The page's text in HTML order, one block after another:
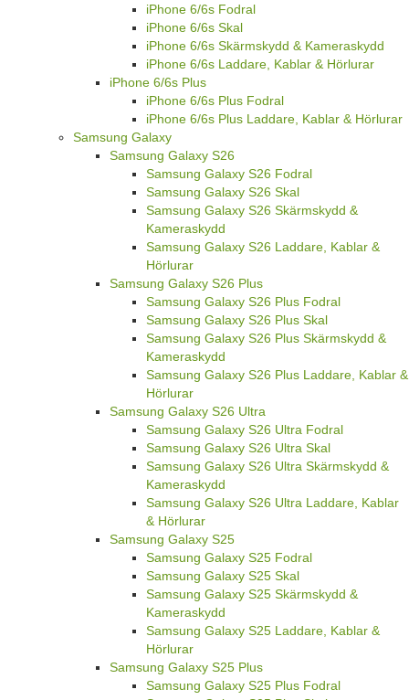
iPhone 6/6s Fodral
iPhone 6/6s Skal
iPhone 6/6s Skärmskydd & Kameraskydd
iPhone 6/6s Laddare, Kablar & Hörlurar
iPhone 6/6s Plus
iPhone 6/6s Plus Fodral
iPhone 6/6s Plus Laddare, Kablar & Hörlurar
Samsung Galaxy
Samsung Galaxy S26
Samsung Galaxy S26 Fodral
Samsung Galaxy S26 Skal
Samsung Galaxy S26 Skärmskydd &
Kameraskydd
Samsung Galaxy S26 Laddare, Kablar &
Hörlurar
Samsung Galaxy S26 Plus
Samsung Galaxy S26 Plus Fodral
Samsung Galaxy S26 Plus Skal
Samsung Galaxy S26 Plus Skärmskydd &
Kameraskydd
Samsung Galaxy S26 Plus Laddare, Kablar &
Hörlurar
Samsung Galaxy S26 Ultra
Samsung Galaxy S26 Ultra Fodral
Samsung Galaxy S26 Ultra Skal
Samsung Galaxy S26 Ultra Skärmskydd &
Kameraskydd
Samsung Galaxy S26 Ultra Laddare, Kablar
& Hörlurar
Samsung Galaxy S25
Samsung Galaxy S25 Fodral
Samsung Galaxy S25 Skal
Samsung Galaxy S25 Skärmskydd &
Kameraskydd
Samsung Galaxy S25 Laddare, Kablar &
Hörlurar
Samsung Galaxy S25 Plus
Samsung Galaxy S25 Plus Fodral